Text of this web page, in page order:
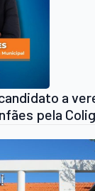
a
pela